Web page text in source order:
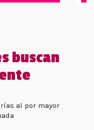
buscan
al por mayor